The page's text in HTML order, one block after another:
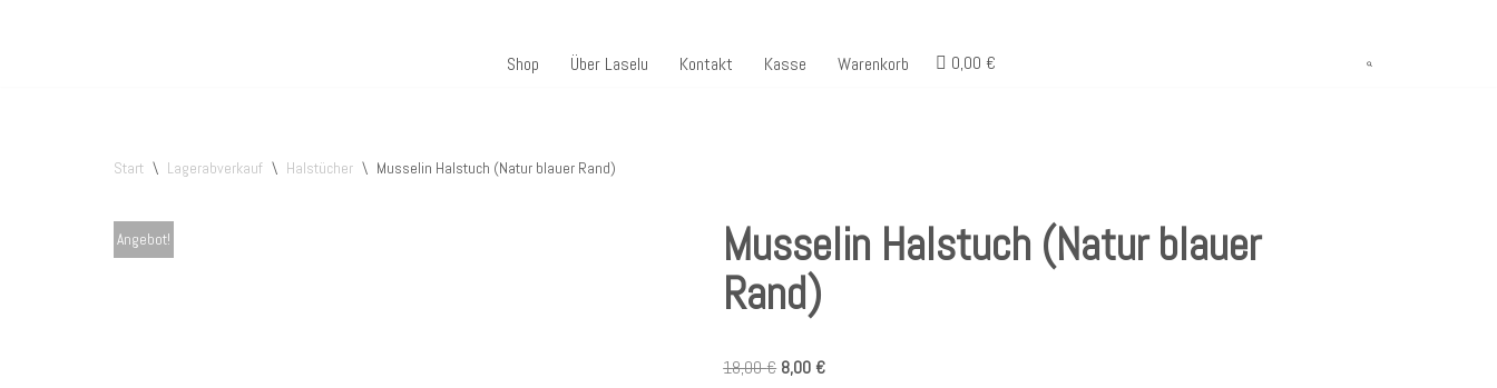
Shop Über Laselu Kontakt Kasse Warenkorb 0,00 €
Start \ Lagerabverkauf \ Halstücher \ Musselin Halstuch (Natur blauer Rand)
Angebot!
Musselin Halstuch (Natur blauer
Rand)
18,00€ 8,00 €